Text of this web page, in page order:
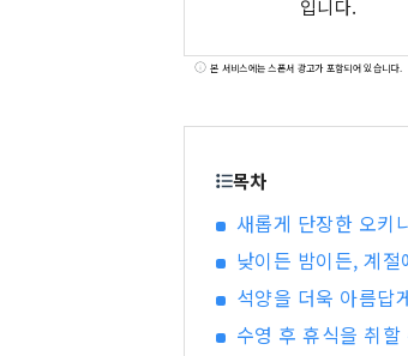
입니다.
본 서비스에는 스폰서 광고가 포함되어 있습니다.
목차
새롭게 단장한 오키
낮이든 밤이든, 계
석양을 더욱 아름답
수영 후 휴식을 취